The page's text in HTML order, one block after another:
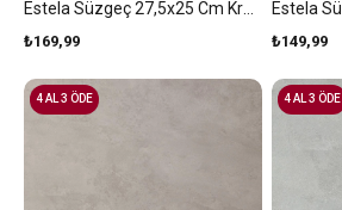
₺169,99 ₺149,99
4 AL 3 ÖDE 4 AL 3 ÖDE